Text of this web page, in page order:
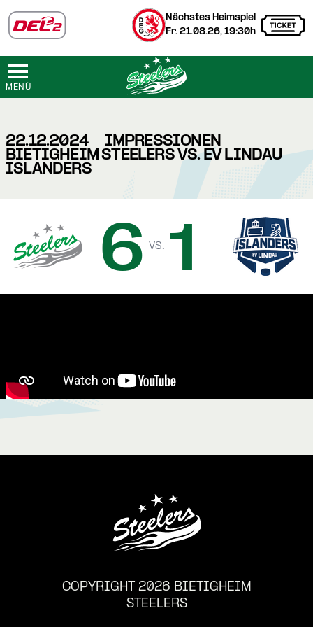
Nächstes Heimspiel
Fr. 21.08.26, 19:30h
MENÜ
22.12.2024 - IMPRESSIONEN -
BIETIGHEIM STEELERS VS. EV LINDAU
ISLANDERS
6 vs. 1
COPYRIGHT 2026 BIETIGHEIM
STEELERS